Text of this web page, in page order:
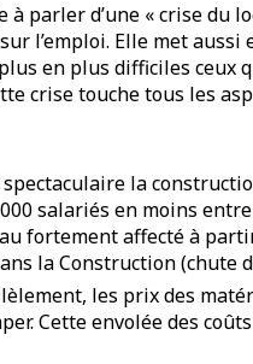
à parler d’une « crise du
l’emploi. Elle met aussi
en plus difficiles ceux
crise touche tous les
la
salariés en moins entre
fortement affecté à
la Construction (chute
les prix des
Cette envolée des coûts